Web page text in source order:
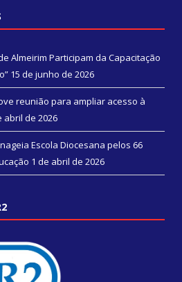
Almeirim Participam da Capacitação
15 de junho de 2026
reunião para ampliar acesso à
abril de 2026
Escola Diocesana pelos 66
1 de abril de 2026